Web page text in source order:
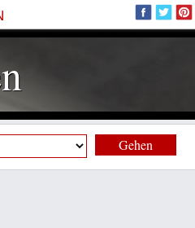
Gehen